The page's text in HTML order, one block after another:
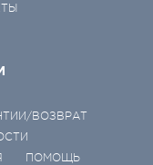
ВОЗВРАТ
ПОМОЩЬ